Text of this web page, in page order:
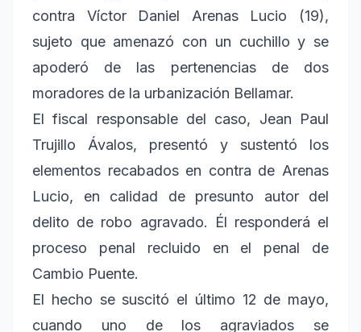
contra Víctor Daniel Arenas Lucio (19),
sujeto que amenazó con un cuchillo y se
apoderó de las pertenencias de dos
moradores de la urbanización Bellamar.
El fiscal responsable del caso, Jean Paul
Trujillo Ávalos, presentó y sustentó los
elementos recabados en contra de Arenas
Lucio, en calidad de presunto autor del
delito de robo agravado. Él responderá el
proceso penal recluido en el penal de
Cambio Puente.
El hecho se suscitó el último 12 de mayo,
cuando uno de los agraviados se